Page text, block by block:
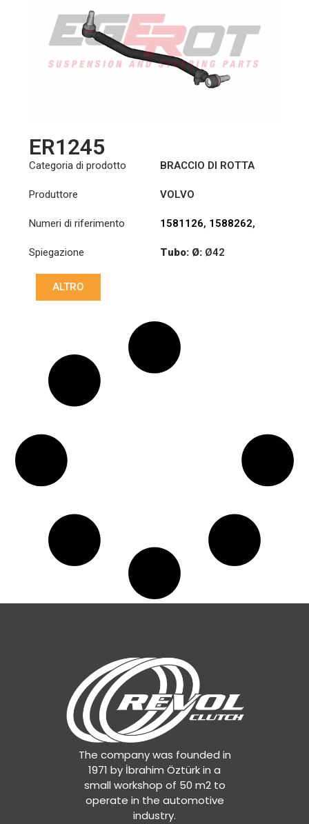
ER1245
Categoria di prodotto BRACCIO DI ROTTA
Produttore VOLVO
Numeri di riferimento 1581126, 1588262,
Spiegazione
Tubo: Ø: Ø42
ALTRO
The company was founded in
1971 by İbrahim Öztürk in a
small workshop of 50 m2 to
operate in the automotive
industry.